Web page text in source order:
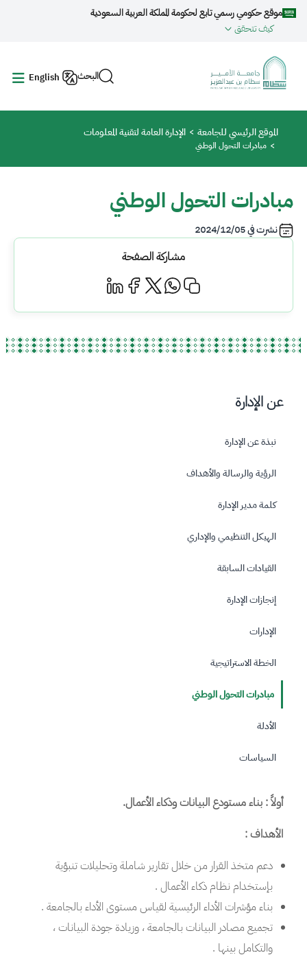
تجاوز إلى المحتوى الرئيسي
موقع حكومي رسمي تابع لحكومة المملكة العربية السعودية
كيف تتحقق
البحث English
مسار التنقل
الموقع الرئيسي للجامعة الإدارة العامة لتقنية المعلومات
مبادرات التحول الوطني
مبادرات التحول الوطني
نشرت في2024/12/05
مشاركة الصفحة
عن الإدارة
نبذة عن الإدارة
الرؤية والرسالة واﻷهداف
كلمة مدير الإدارة
الهيكل التنظيمي والإداري
القيادات السابقة
إنجازات الإدارة
الإدارات
الخطة الاستراتيجية
مبادرات التحول الوطني
الأدلة
السياسات
أولاً : بناء مستودع البيانات وذكاء الأعمال.
الأهداف :
دعم متخذ القرار من خلال تقارير شاملة وتحليلات تنبؤية
بإستخدام نظام ذكاء الأعمال .
بناء مؤشرات الأداء الرئيسية لقياس مستوى الأداء بالجامعة .
تجميع مصادر البيانات بالجامعة ، وزيادة جودة البيانات ،
والتكامل بينها .